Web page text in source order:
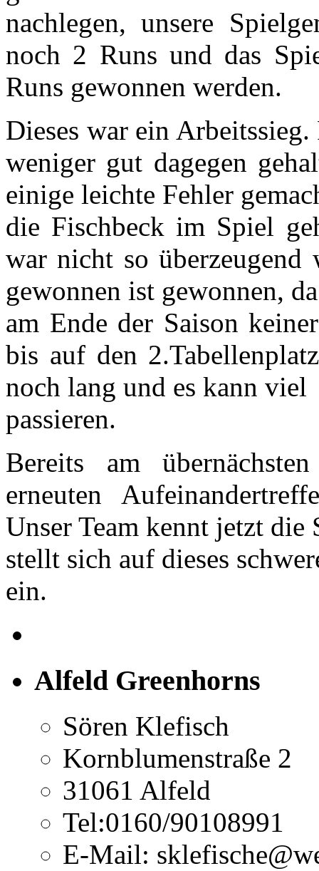
nachlegen, unsere
noch 2 Runs und das
Runs gewonnen werden.
Dieses war ein
weniger gut dagegen
einige leichte Fehler
die Fischbeck im Spiel
war nicht so
gewonnen ist gewonnen,
am Ende der Saison
bis auf den
noch lang und es kann viel
passieren.
Bereits am
erneuten
Unser Team kennt jetzt die
stellt sich auf dieses
ein.
Alfeld Greenhorns
Sören Klefisch
Kornblumenstraße 2
31061 Alfeld
Tel:0160/90108991
E-Mail: